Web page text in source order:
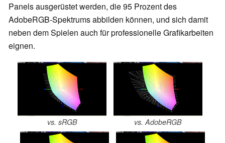
Panels ausgerüstet werden, die 95 Prozent des
AdobeRGB-Spektrums abbilden können, und sich damit
neben dem Spielen auch für professionelle Grafikarbeiten
eignen.
vs. sRGB vs. AdobeRGB